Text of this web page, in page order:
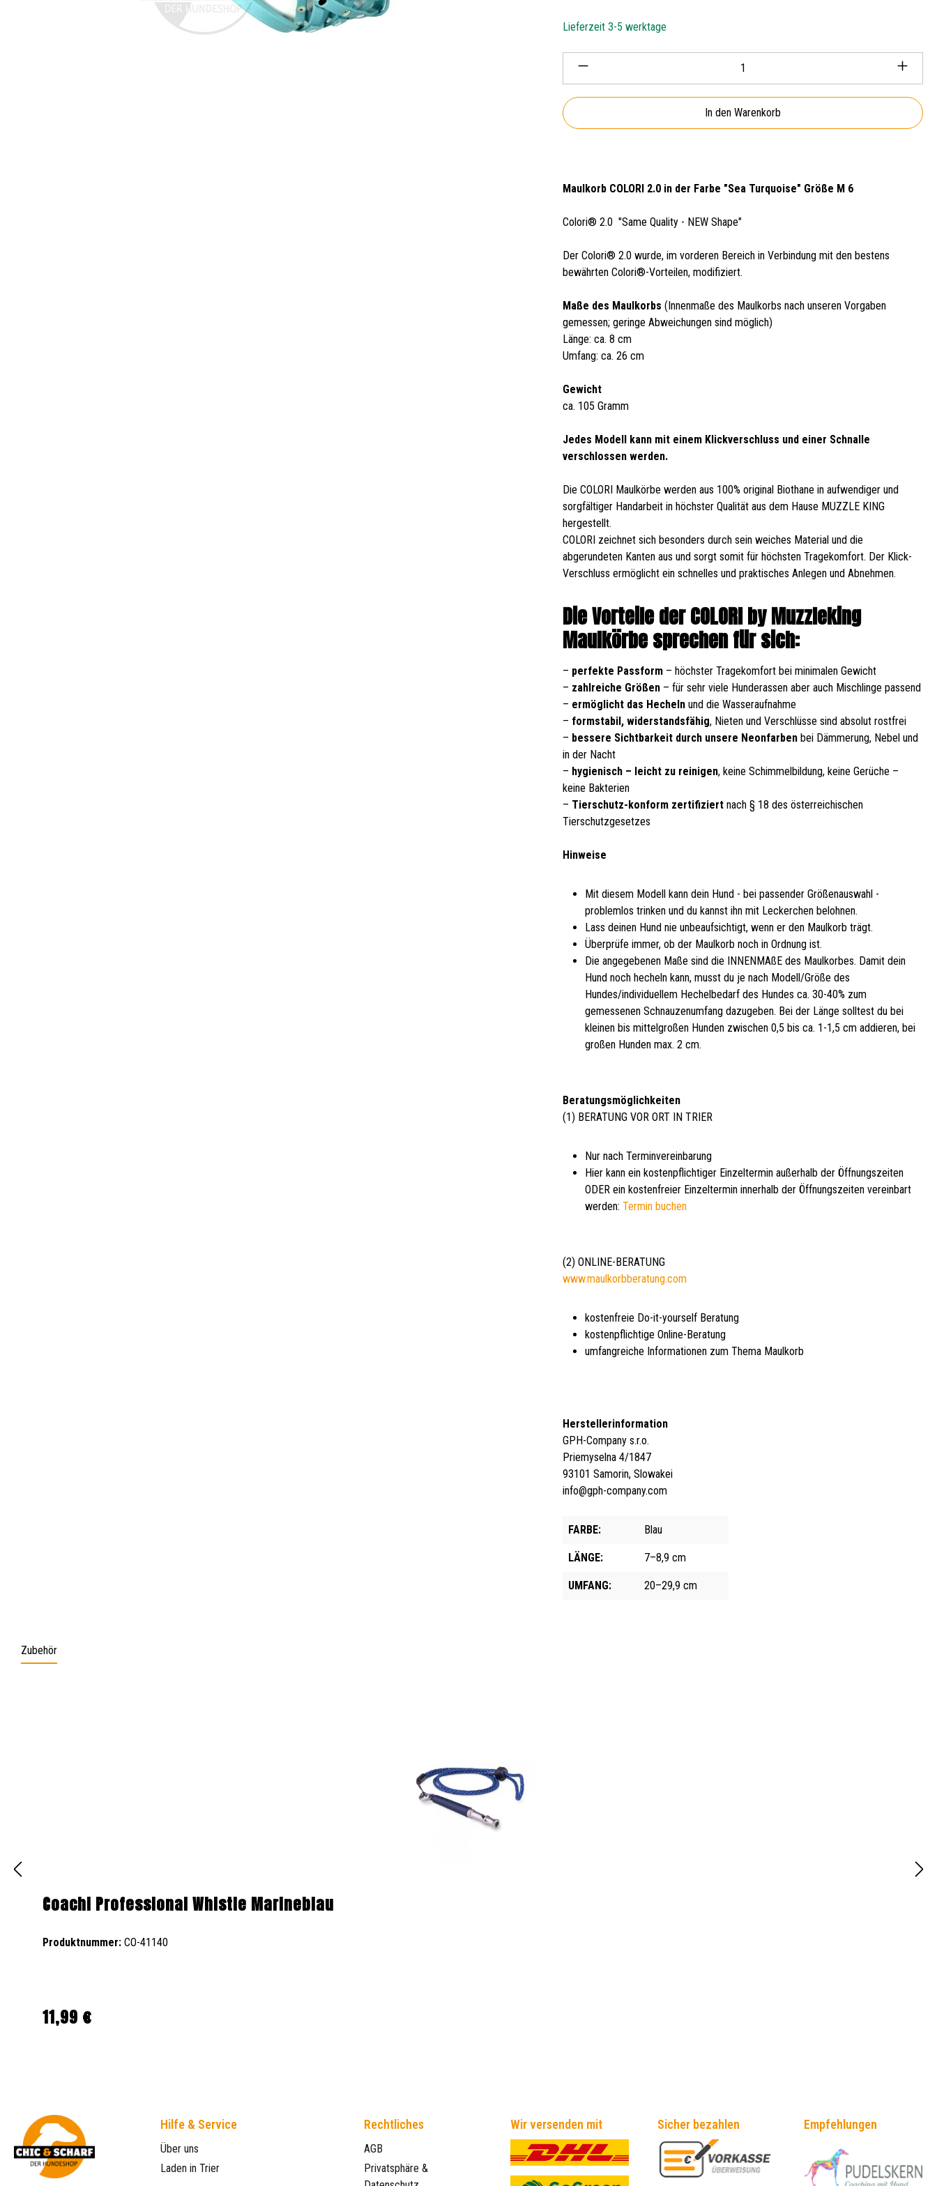
Lieferzeit 3-5 werktage
Produkt Anzahl: Gib den gewünschten Wert ein oder
In den Warenkorb
Maulkorb COLORI 2.0 in der Farbe "Sea Turquoise" Größe M 6
Colori® 2.0 "Same Quality - NEW Shape"
Der Colori® 2.0 wurde, im vorderen Bereich in Verbindung mit den bestens
bewährten Colori®-Vorteilen, modifiziert.
Maße des Maulkorbs(Innenmaße des Maulkorbs nach unseren Vorgaben
gemessen; geringe Abweichungen sind möglich)
Länge: ca. 8 cm
Umfang: ca. 26 cm
Gewicht
ca. 105 Gramm
Jedes Modell kann mit einem Klickverschluss und einer Schnalle
verschlossen werden.
Die COLORI Maulkörbe werden aus 100% original Biothane in aufwendiger und
sorgfältiger Handarbeit in höchster Qualität aus dem Hause MUZZLE KING
hergestellt.
COLORI zeichnet sich besonders durch sein weiches Material und die
abgerundeten Kanten aus und sorgt somit für höchsten Tragekomfort. Der Klick-
Verschluss ermöglicht ein schnelles und praktisches Anlegen und Abnehmen.
Die Vorteile der COLORI by Muzzleking
Maulkörbe sprechen für sich:
– perfekte Passform – höchster Tragekomfort bei minimalen Gewicht
– zahlreiche Größen – für sehr viele Hunderassen aber auch Mischlinge passend
– ermöglicht das Hecheln und die Wasseraufnahme
– formstabil, widerstandsfähig, Nieten und Verschlüsse sind absolut rostfrei
– bessere Sichtbarkeit durch unsere Neonfarben bei Dämmerung, Nebel und
in der Nacht
– hygienisch – leicht zu reinigen, keine Schimmelbildung, keine Gerüche –
keine Bakterien
– Tierschutz-konform zertifiziert nach § 18 des österreichischen
Tierschutzgesetzes
Hinweise
Mit diesem Modell kann dein Hund - bei passender Größenauswahl -
problemlos trinken und du kannst ihn mit Leckerchen belohnen.
Lass deinen Hund nie unbeaufsichtigt, wenn er den Maulkorb trägt.
Überprüfe immer, ob der Maulkorb noch in Ordnung ist.
Die angegebenen Maße sind die INNENMAßE des Maulkorbes. Damit dein
Hund noch hecheln kann, musst du je nach Modell/Größe des
Hundes/individuellem Hechelbedarf des Hundes ca. 30-40% zum
gemessenen Schnauzenumfang dazugeben. Bei der Länge solltest du bei
kleinen bis mittelgroßen Hunden zwischen 0,5 bis ca. 1-1,5 cm addieren, bei
großen Hunden max. 2 cm.
Beratungsmöglichkeiten
(1) BERATUNG VOR ORT IN TRIER
Nur nach Terminvereinbarung
Hier kann ein kostenpflichtiger Einzeltermin außerhalb der Öffnungszeiten
ODER ein kostenfreier Einzeltermin innerhalb der Öffnungszeiten vereinbart
werden:Termin buchen
(2) ONLINE-BERATUNG
www.maulkorbberatung.com
kostenfreie Do-it-yourself Beratung
kostenpflichtige Online-Beratung
umfangreiche Informationen zum Thema Maulkorb
Herstellerinformation
GPH-Company s.r.o.
Priemyselna 4/1847
93101 Samorin, Slowakei
info@gph-company.com
FARBE: Blau
LÄNGE: 7–8,9 cm
UMFANG: 20–29,9 cm
Zubehör
Coachi Professional Whistle Marineblau
Produktnummer: CO-41140
Regulärer Preis:
11,99 €
Hilfe & Service
Über uns
Laden in Trier
Rechtliches
AGB
Privatsphäre &
Wir versenden mit Sicher bezahlen Empfehlungen